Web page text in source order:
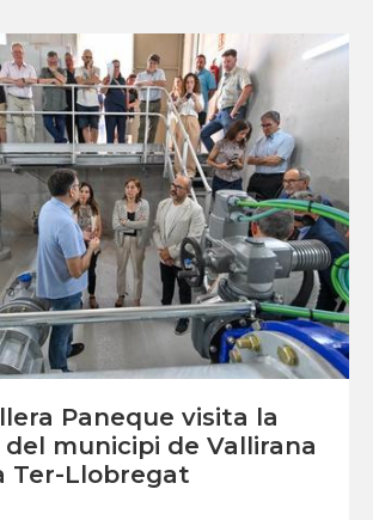
Paneque visita la
del municipi de Vallirana
Ter-Llobregat